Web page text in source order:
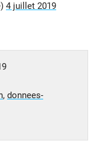
4 juillet 2019
, donnees-